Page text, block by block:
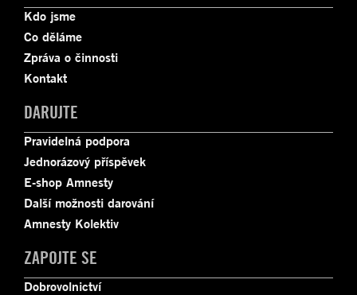
Kdo jsme
Co děláme
Zpráva o činnosti
Kontakt
DARUJTE
Pravidelná podpora
Jednorázový příspěvek
E-shop Amnesty
Další možnosti darování
Amnesty Kolektiv
ZAPOJTE SE
Dobrovolnictví